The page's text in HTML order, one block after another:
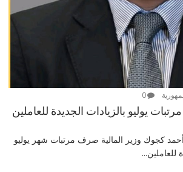
0
يوليو بالزيادات الجديدة للعاملين
كجوك وزير المالية صرف مرتبات شهر يوليو
للعاملين...